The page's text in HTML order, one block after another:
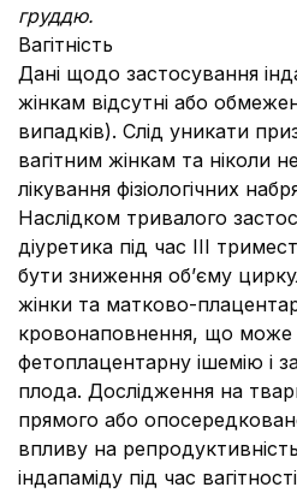
груддю.
Вагітність
Дані щодо застосування
жінкам відсутні або
випадків). Слід уникати
вагітним жінкам та ніколи
лікування фізіологічних
Наслідком тривалого
діуретика під час ІІІ
бути зниження об’єму
жінки та матково-
кровонаповнення, що може
фетоплацентарну ішемію і
плода. Дослідження на
прямого або
впливу на
індапаміду під час